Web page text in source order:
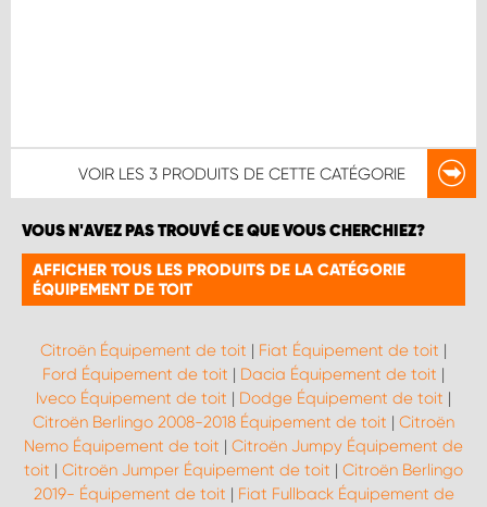
VOIR LES 3 PRODUITS DE CETTE CATÉGORIE
VOUS N'AVEZ PAS TROUVÉ CE QUE VOUS CHERCHIEZ?
AFFICHER TOUS LES PRODUITS DE LA CATÉGORIE
ÉQUIPEMENT DE TOIT
Citroën Équipement de toit | Fiat Équipement de toit |
Ford Équipement de toit | Dacia Équipement de toit |
Iveco Équipement de toit | Dodge Équipement de toit |
Citroën Berlingo 2008-2018 Équipement de toit | Citroën
Nemo Équipement de toit | Citroën Jumpy Équipement de
toit | Citroën Jumper Équipement de toit | Citroën Berlingo
2019- Équipement de toit | Fiat Fullback Équipement de